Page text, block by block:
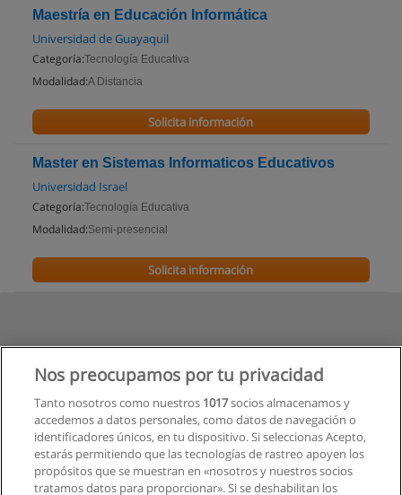
Maestría en Educación Informática
Universidad de Guayaquil
Categoría:Tecnología Educativa
Modalidad:A Distancia
Solicita información
Master en Sistemas Informaticos Educativos
Universidad Israel
Categoría:Tecnología Educativa
Modalidad:Semi-presencial
Solicita información
Nos preocupamos por tu privacidad
Tanto nosotros como nuestros 1017socios almacenamos y
accedemos a datos personales, como datos de navegación o
identificadores únicos, en tu dispositivo. Si seleccionas Acepto,
estarás permitiendo que las tecnologías de rastreo apoyen los
propósitos que se muestran en «nosotros y nuestros socios
tratamos datos para proporcionar». Si se deshabilitan los